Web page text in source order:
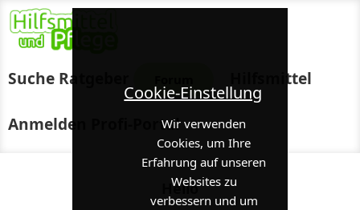
Cookie-Einstellung
Wir verwenden
Cookies, um Ihre
Erfahrung auf unseren
Websites zu
verbessern und um
Suche Ratgeber Hilfsmittel
Anmelden Profi-Portal
Hello